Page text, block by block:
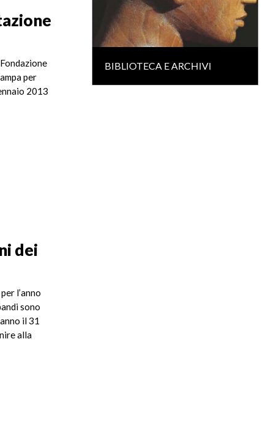
per
2013
dei
l’anno
sono
il 31
alla
BIBLIOTECA E ARCHIVI